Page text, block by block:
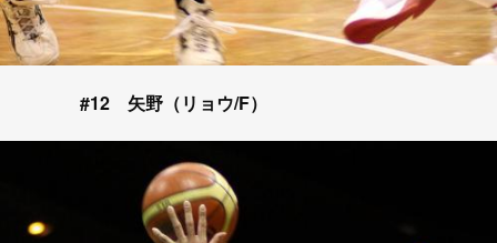
#12 矢野（リョウ/F）